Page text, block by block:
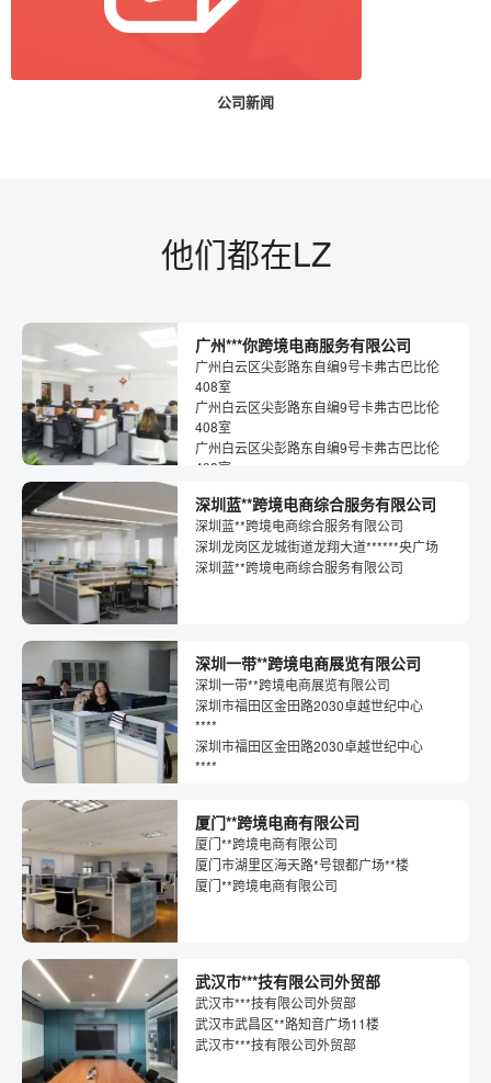
公司新闻
他们都在LZ
广州***你跨境电商服务有限公司
广州白云区尖彭路东自编9号卡弗古巴比伦
408室
广州白云区尖彭路东自编9号卡弗古巴比伦
408室
广州白云区尖彭路东自编9号卡弗古巴比伦
408室
深圳蓝**跨境电商综合服务有限公司
深圳蓝**跨境电商综合服务有限公司
深圳龙岗区龙城街道龙翔大道******央广场
深圳蓝**跨境电商综合服务有限公司
深圳一带**跨境电商展览有限公司
深圳一带**跨境电商展览有限公司
深圳市福田区金田路2030卓越世纪中心
****
深圳市福田区金田路2030卓越世纪中心
****
厦门**跨境电商有限公司
厦门**跨境电商有限公司
厦门市湖里区海天路*号银都广场**楼
厦门**跨境电商有限公司
武汉市***技有限公司外贸部
武汉市***技有限公司外贸部
武汉市武昌区**路知音广场11楼
武汉市***技有限公司外贸部